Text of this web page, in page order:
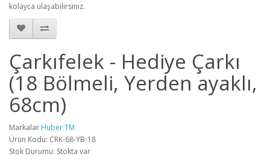
kolayca ulaşabilirsiniz.
Çarkıfelek - Hediye Çarkı
(18 Bölmeli, Yerden ayaklı,
68cm)
Markalar Huber TM
Ürün Kodu: CRK-68-YB-18
Stok Durumu: Stokta var